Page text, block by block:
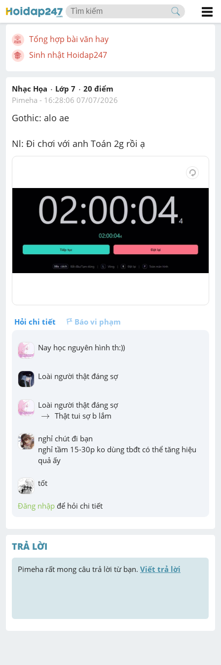
Tổng hợp bài văn hay
Sinh nhật Hoidap247
Nhạc Họa Lớp 7 20 điểm
Pimeha - 16:28:06 07/07/2026
Gothic: alo ae
Nl: Đi chơi với anh Toán 2g rồi ạ
Hỏi chi tiết Báo vi phạm
Nay học nguyên hình th:))
Loài người thật đáng sợ
→
→ Thật tui sợ b lắm
nghỉ chút đi bạn
nghỉ tầm 15-30p ko dùng tbđt có thể tăng hiệu
quả ấy
tốt
Đăng nhập để hỏi chi tiết
TRẢ LỜI
Pimeha rất mong câu trả lời từ bạn. Viết trả lời